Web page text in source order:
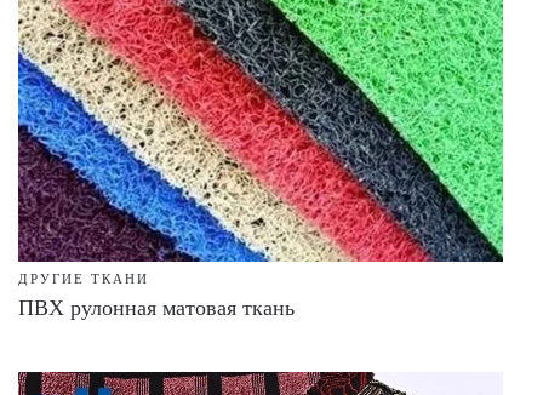
ДРУГИЕ ТКАНИ
ПВХ рулонная матовая ткань